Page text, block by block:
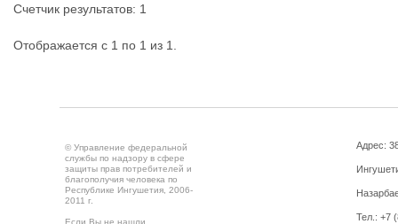
Счетчик результатов: 1
Отображается с 1 по 1 из 1.
© Управление федеральной
службы по надзору в сфере
защиты прав потребителей и
благополучия человека по
Республике Ингушетия, 2006-
2011 г.
Если Вы не нашли
Адрес:
Тел.: +7